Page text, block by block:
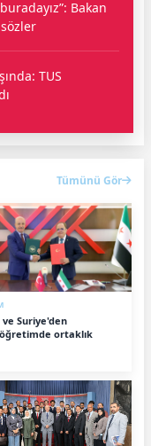
Bakan
TUS
Tümünü Gör
Suriye'den
ortaklık